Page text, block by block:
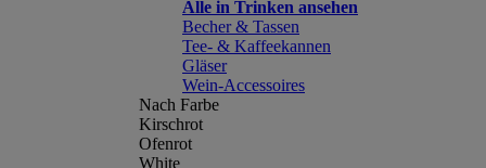
Alle in Trinken ansehen
Becher & Tassen
Tee- & Kaffeekannen
Gläser
Wein-Accessoires
Nach Farbe
Kirschrot
Ofenrot
White